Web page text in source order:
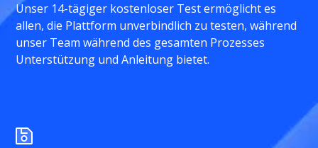
Unser 14-tägiger kostenloser Test ermöglicht es
allen, die Plattform unverbindlich zu testen, während
unser Team während des gesamten Prozesses
Unterstützung und Anleitung bietet.